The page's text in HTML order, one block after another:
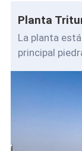
Planta
La planta
principal